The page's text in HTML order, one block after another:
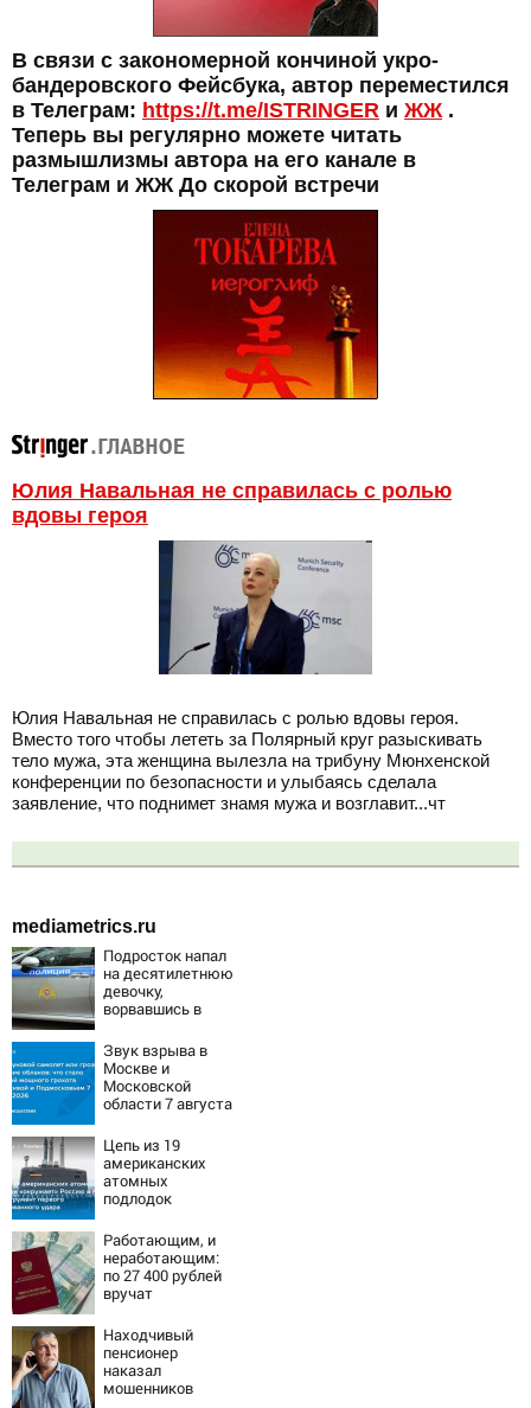
В связи с закономерной кончиной укро-
бандеровского Фейсбука, автор переместился
в Телеграм: https://t.me/ISTRINGER и ЖЖ.
Теперь вы регулярно можете читать
размышлизмы автора на его канале в
Телеграм и ЖЖ До скорой встречи
Юлия Навальная не справилась с ролью
вдовы героя
Юлия Навальная не справилась с ролью вдовы героя.
Вместо того чтобы лететь за Полярный круг разыскивать
тело мужа, эта женщина вылезла на трибуну Мюнхенской
конференции по безопасности и улыбаясь сделала
заявление, что поднимет знамя мужа и возглавит...чт
mediametrics.ru
Подросток напал
на десятилетнюю
девочку,
ворвавшись в
Звук взрыва в
Москве и
Московской
области 7 августа
Причины,
источник, откуда
был громкий
хлопок
Цепь из 19
американских
атомных
подлодок
Россию и Китай:
это инструмент
первого
массированного
удара
Работающим, и
неработающим:
по 27 400 рублей
вручат
сентябре -
PrimaMedia.ru
Находчивый
пенсионер
наказал
мошенников